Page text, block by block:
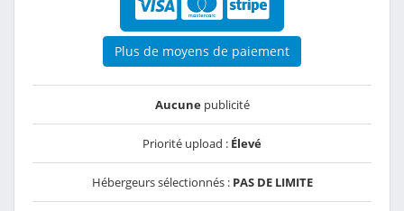
Plus de moyens de paiement
Aucunepublicité
Priorité upload : Élevé
Hébergeurs sélectionnés : PAS DE LIMITE